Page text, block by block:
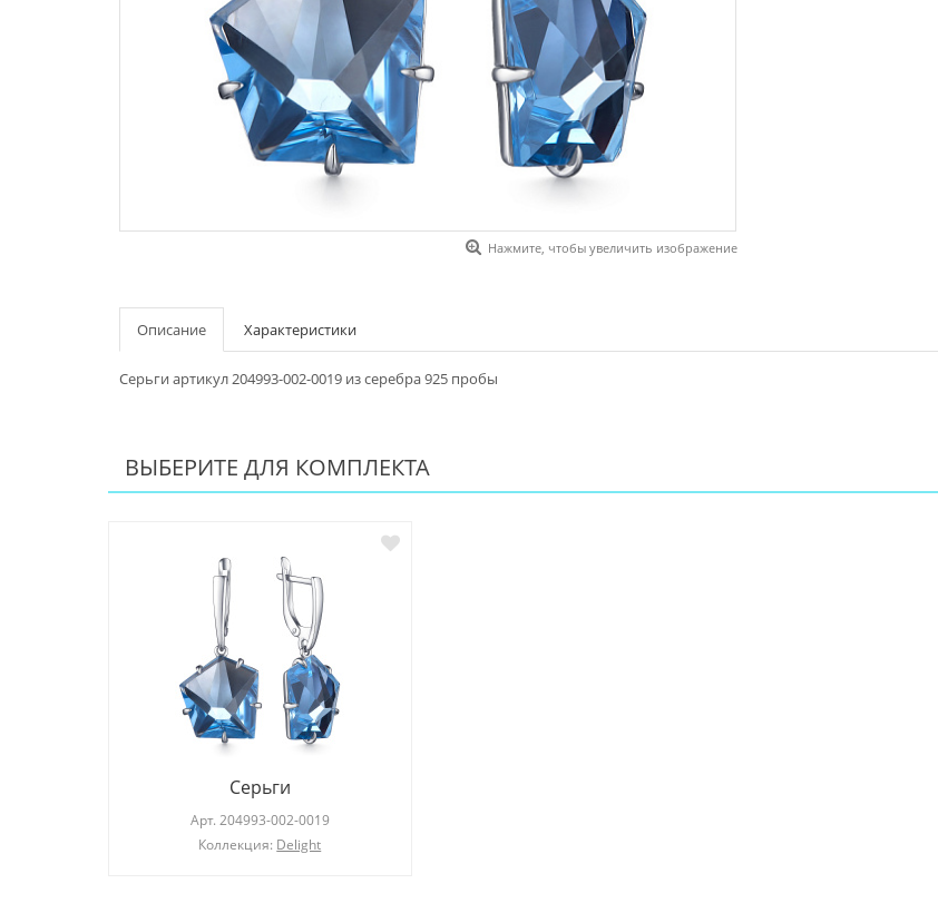
Нажмите, чтобы увеличить изображение
Описание Характеристики
Серьги артикул 204993-002-0019 из серебра 925 пробы
ВЫБЕРИТЕ ДЛЯ КОМПЛЕКТА
Серьги
Арт. 204993-002-0019
Коллекция: Delight